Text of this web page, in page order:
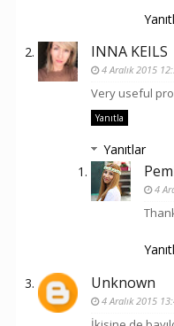
INNA KEILS
4 Aralık 2015
Very useful
Yanıtla
Yanıtlar
4
Unknown
4 Aralık 2015